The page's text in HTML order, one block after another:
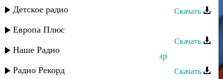
Детское радио
Европа Плюс
Наше Радио
Радио Рекорд
Скачать
Кард группа - Вуназириз
Скачать
Къайи Булах - Забит вуна хиялармир
Скачать